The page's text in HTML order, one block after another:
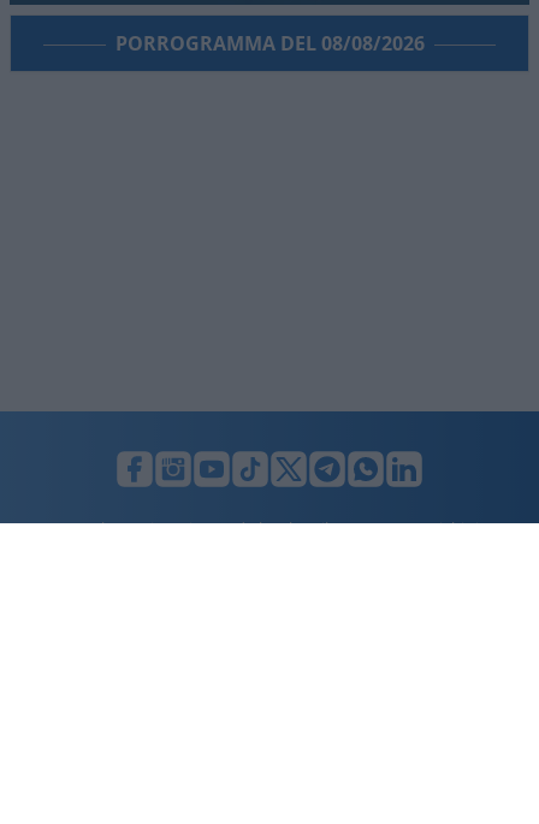
PORROGRAMMA DEL 08/08/2026
LUNIFIN S.r.l. a socio unico. Sede legale Milano, Largo F. Richini, 2/A,